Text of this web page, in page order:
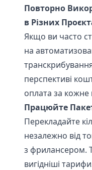
Повторно
в Різних
Якщо ви часто
на
перспективі
оплата за кожне
Працюйте
Перекладайте
незалежно від
з фрилансером.
вигідніші